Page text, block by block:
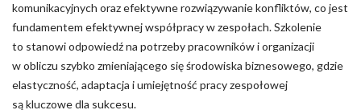
komunikacyjnych oraz efektywne rozwiązywanie konfliktów, co jest
fundamentem efektywnej współpracy w zespołach. Szkolenie
to stanowi odpowiedź na potrzeby pracowników i organizacji
w obliczu szybko zmieniającego się środowiska biznesowego, gdzie
elastyczność, adaptacja i umiejętność pracy zespołowej
są kluczowe dla sukcesu.